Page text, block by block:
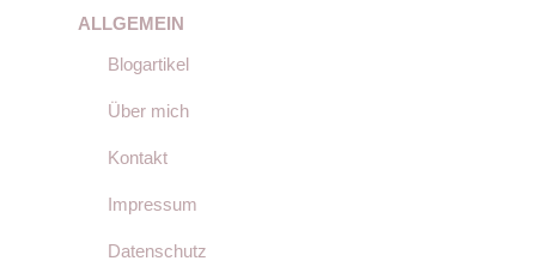
ALLGEMEIN
Blogartikel
Über mich
Kontakt
Impressum
Datenschutz